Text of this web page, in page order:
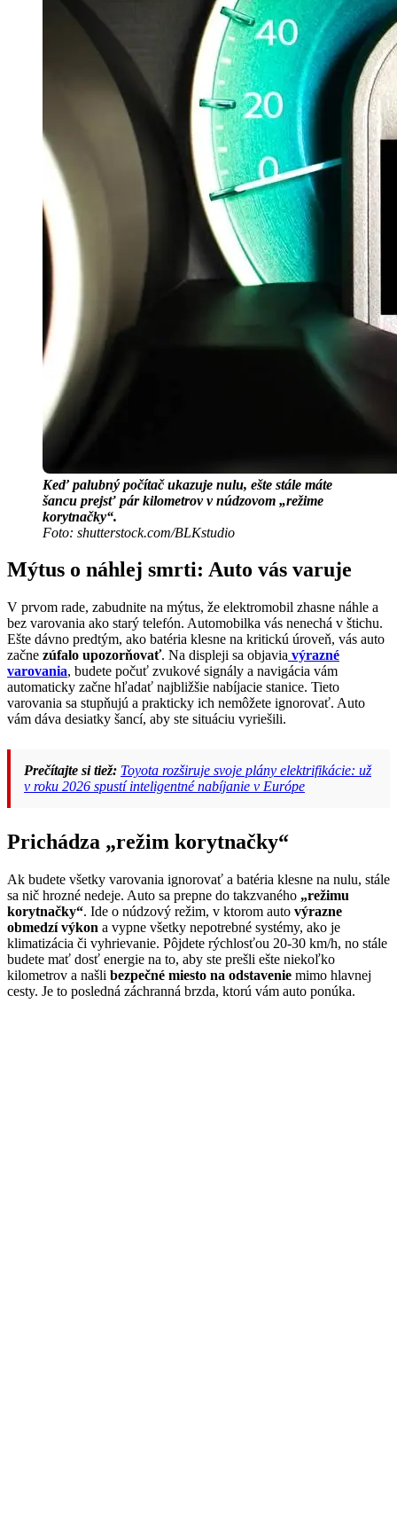
Keď palubný počítač ukazuje nulu, ešte stále máte
šancu prejsť pár kilometrov v núdzovom „režime
korytnačky“.
Foto: shutterstock.com/BLKstudio
Mýtus o náhlej smrti: Auto vás varuje
V prvom rade, zabudnite na mýtus, že elektromobil zhasne náhle a
bez varovania ako starý telefón. Automobilka vás nenechá v štichu.
Ešte dávno predtým, ako batéria klesne na kritickú úroveň, vás auto
začne zúfalo upozorňovať. Na displeji sa objavia výrazné
varovania, budete počuť zvukové signály a navigácia vám
automaticky začne hľadať najbližšie nabíjacie stanice. Tieto
varovania sa stupňujú a prakticky ich nemôžete ignorovať. Auto
vám dáva desiatky šancí, aby ste situáciu vyriešili.
Prečítajte si tiež: Toyota rozširuje svoje plány elektrifikácie: už
v roku 2026 spustí inteligentné nabíjanie v Európe
Prichádza „režim korytnačky“
Ak budete všetky varovania ignorovať a batéria klesne na nulu, stále
sa nič hrozné nedeje. Auto sa prepne do takzvaného „režimu
korytnačky“. Ide o núdzový režim, v ktorom auto výrazne
obmedzí výkon a vypne všetky nepotrebné systémy, ako je
klimatizácia či vyhrievanie. Pôjdete rýchlosťou 20-30 km/h, no stále
budete mať dosť energie na to, aby ste prešli ešte niekoľko
kilometrov a našli bezpečné miesto na odstavenie mimo hlavnej
cesty. Je to posledná záchranná brzda, ktorú vám auto ponúka.